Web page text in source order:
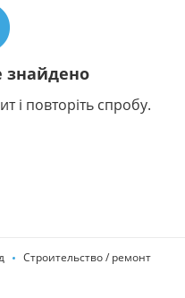
знайдено
і повторіть спробу.
Строительство / ремонт